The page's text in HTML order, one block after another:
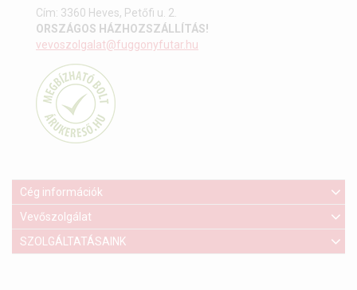
Cím: 3360 Heves, Petőfi u. 2.
ORSZÁGOS HÁZHOZSZÁLLÍTÁS!
vevoszolgalat@fuggonyfutar.hu
Cég információk
Vevőszolgálat
SZOLGÁLTATÁSAINK